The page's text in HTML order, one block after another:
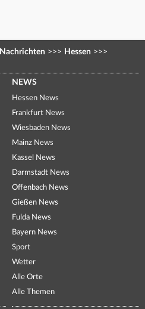
Nachrichten >>> Hessen >>>
NEWS
Hessen News
Frankfurt News
Wiesbaden News
Mainz News
Kassel News
Darmstadt News
Offenbach News
Gießen News
Fulda News
Bayern News
Sport
Wetter
Alle Orte
Alle Themen